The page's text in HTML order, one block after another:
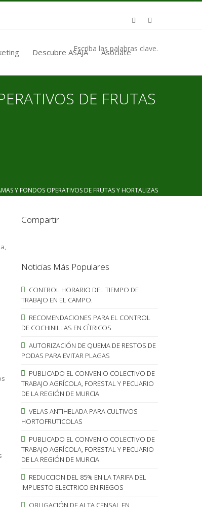
Descubre ASAJA Asóciate
Escriba las palabras clave.
DE FRUTAS
Y FONDOS OPERATIVOS DE FRUTAS Y HORTALIZAS
Compartir
Noticias Más Populares
CONTROL HORARIO DEL TIEMPO DE
TRABAJO EN EL CAMPO.
RECOMENDACIONES PARA EL CONTROL
DE COCHINILLAS EN CÍTRICOS
AUTORIZACIÓN DE QUEMA DE RESTOS DE
PODAS PARA EVITAR PLAGAS
PUBLICADO EL CONVENIO COLECTIVO DE
TRABAJO AGRÍCOLA, FORESTAL Y PECUARIO
DE LA REGIÓN DE MURCIA
VELAS ANTIHELADA PARA CULTIVOS
HORTOFRUTICOLAS
PUBLICADO EL CONVENIO COLECTIVO DE
TRABAJO AGRÍCOLA, FORESTAL Y PECUARIO
DE LA REGIÓN DE MURCIA.
REDUCCION DEL 85% EN LA TARIFA DEL
IMPUESTO ELECTRICO EN RIEGOS
OBLIGACIÓN DE ALTA CENSAL EN